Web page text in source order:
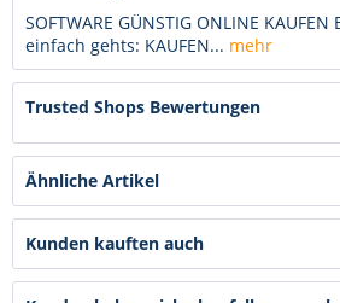
SOFTWARE GÜNSTIG ONLINE KAUFEN
einfach gehts: KAUFEN... mehr
Trusted Shops Bewertungen
Ähnliche Artikel
Kunden kauften auch